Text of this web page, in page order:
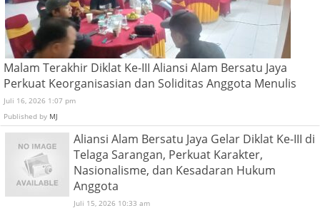
Malam Terakhir Diklat Ke-III Aliansi Alam Bersatu Jaya
Perkuat Keorganisasian dan Soliditas Anggota Menulis
Juli 16, 2026 1:07 pm
Published by MJ
Aliansi Alam Bersatu Jaya Gelar Diklat Ke-III di
Telaga Sarangan, Perkuat Karakter,
Nasionalisme, dan Kesadaran Hukum
Anggota
Juli 15, 2026 10:33 am